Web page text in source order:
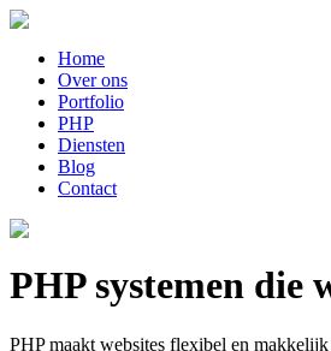
Home
Over ons
Portfolio
PHP
Diensten
Blog
Contact
PHP systemen die
PHP maakt websites flexibel en